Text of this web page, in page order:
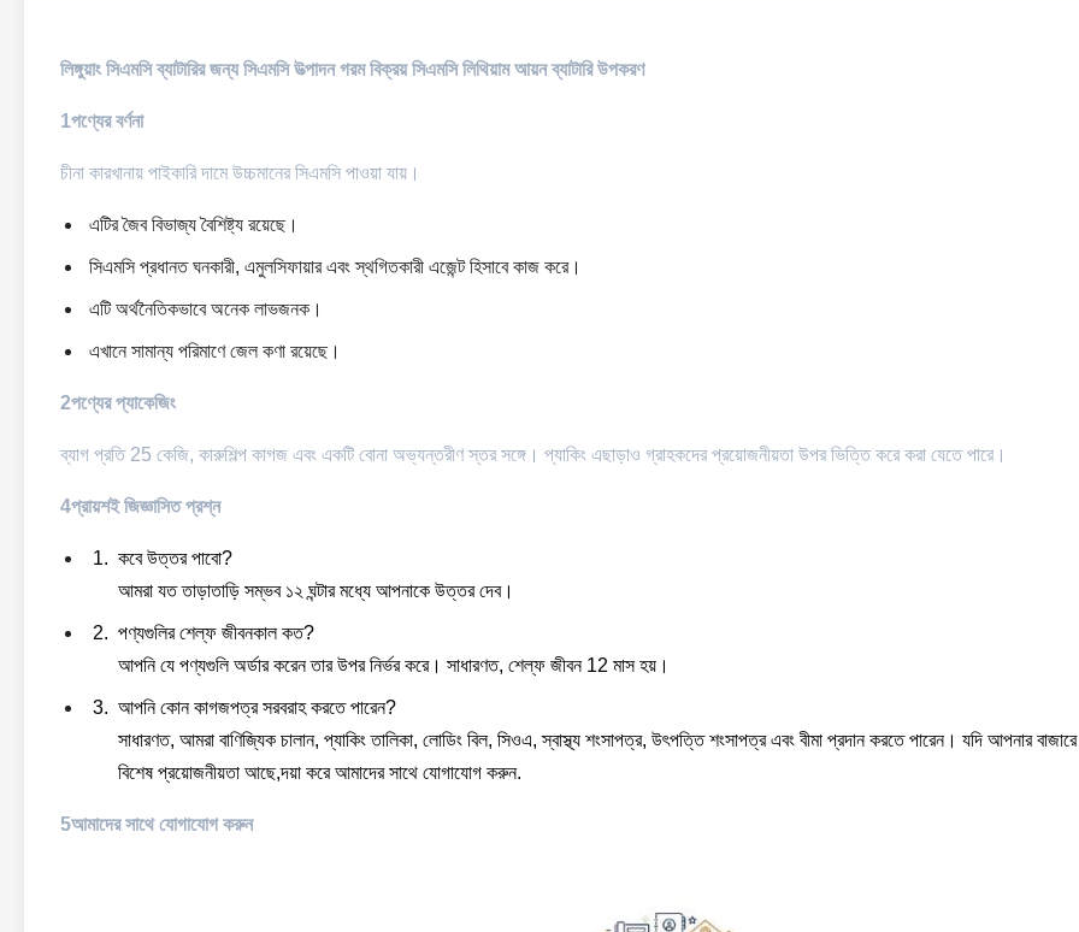
লিঙ্গুয়াং সিএমসি ব্যাটারির জন্য সিএমসি উত্পাদন গরম বিক্রয় সিএমসি লিথিয়াম আয়ন ব্যাটারি উপকরণ
1পণ্যের বর্ণনা
চীনা কারখানায় পাইকারি দামে উচ্চমানের সিএমসি পাওয়া যায়।
এটির জৈব বিভাজ্য বৈশিষ্ট্য রয়েছে।
সিএমসি প্রধানত ঘনকারী, এমুলসিফায়ার এবং স্থগিতকারী এজেন্ট হিসাবে কাজ করে।
এটি অর্থনৈতিকভাবে অনেক লাভজনক।
এখানে সামান্য পরিমাণে জেল কণা রয়েছে।
2পণ্যের প্যাকেজিং
ব্যাগ প্রতি 25 কেজি, কারুশিল্প কাগজ এবং একটি বোনা অভ্যন্তরীণ স্তর সঙ্গে। প্যাকিং এছাড়াও গ্রাহকদের প্রয়োজনীয়তা উপর ভিত্তি করে করা যেতে পারে।
4প্রায়শই জিজ্ঞাসিত প্রশ্ন
কবে উত্তর পাবো?
আমরা যত তাড়াতাড়ি সম্ভব ১২ ঘন্টার মধ্যে আপনাকে উত্তর দেব।
পণ্যগুলির শেল্ফ জীবনকাল কত?
আপনি যে পণ্যগুলি অর্ডার করেন তার উপর নির্ভর করে। সাধারণত, শেল্ফ জীবন 12 মাস হয়।
আপনি কোন কাগজপত্র সরবরাহ করতে পারেন?
সাধারণত, আমরা বাণিজ্যিক চালান, প্যাকিং তালিকা, লোডিং বিল, সিওএ, স্বাস্থ্য শংসাপত্র, উৎপত্তি শংসাপত্র এবং বীমা প্রদান করতে পারেন। যদি আপনার
বিশেষ প্রয়োজনীয়তা আছে,দয়া করে আমাদের সাথে যোগাযোগ করুন.
5আমাদের সাথে যোগাযোগ করুন